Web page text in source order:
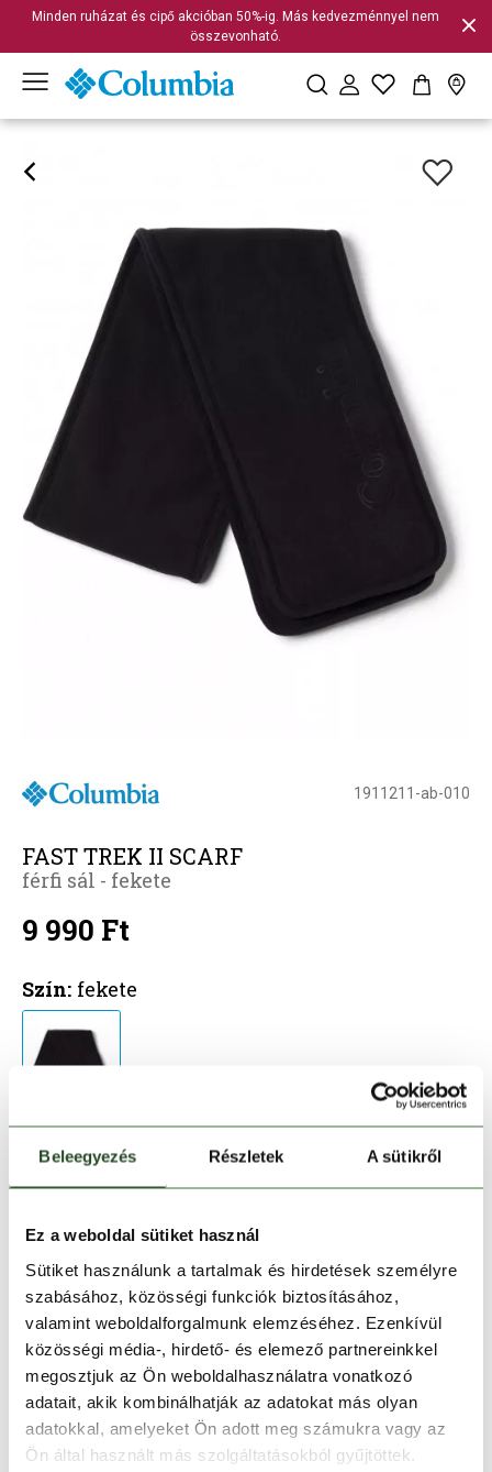
Beleegyezés Részletek A sütikről
Ez a weboldal sütiket használ
Sütiket használunk a tartalmak és hirdetések személyre
szabásához, közösségi funkciók biztosításához,
valamint weboldalforgalmunk elemzéséhez. Ezenkívül
közösségi média-, hirdető- és elemező partnereinkkel
megosztjuk az Ön weboldalhasználatra vonatkozó
adatait, akik kombinálhatják az adatokat más olyan
adatokkal, amelyeket Ön adott meg számukra vagy az
Ön által használt más szolgáltatásokból gyűjtöttek.
Minden ruházat és cipő akcióban 50%-ig. Más kedvezménnyel nem
összevonható.
1911211-ab-010
FAST TREK II SCARF
férfi sál - fekete
9 990 Ft
Szín: fekete
Kosárba teszem
Melyik üzletben elérhető|Foglalás
30 napos visszaküldés
1-2 munkanapos szállítás
Ingyenes kiszállítás 15 000 Ft felett